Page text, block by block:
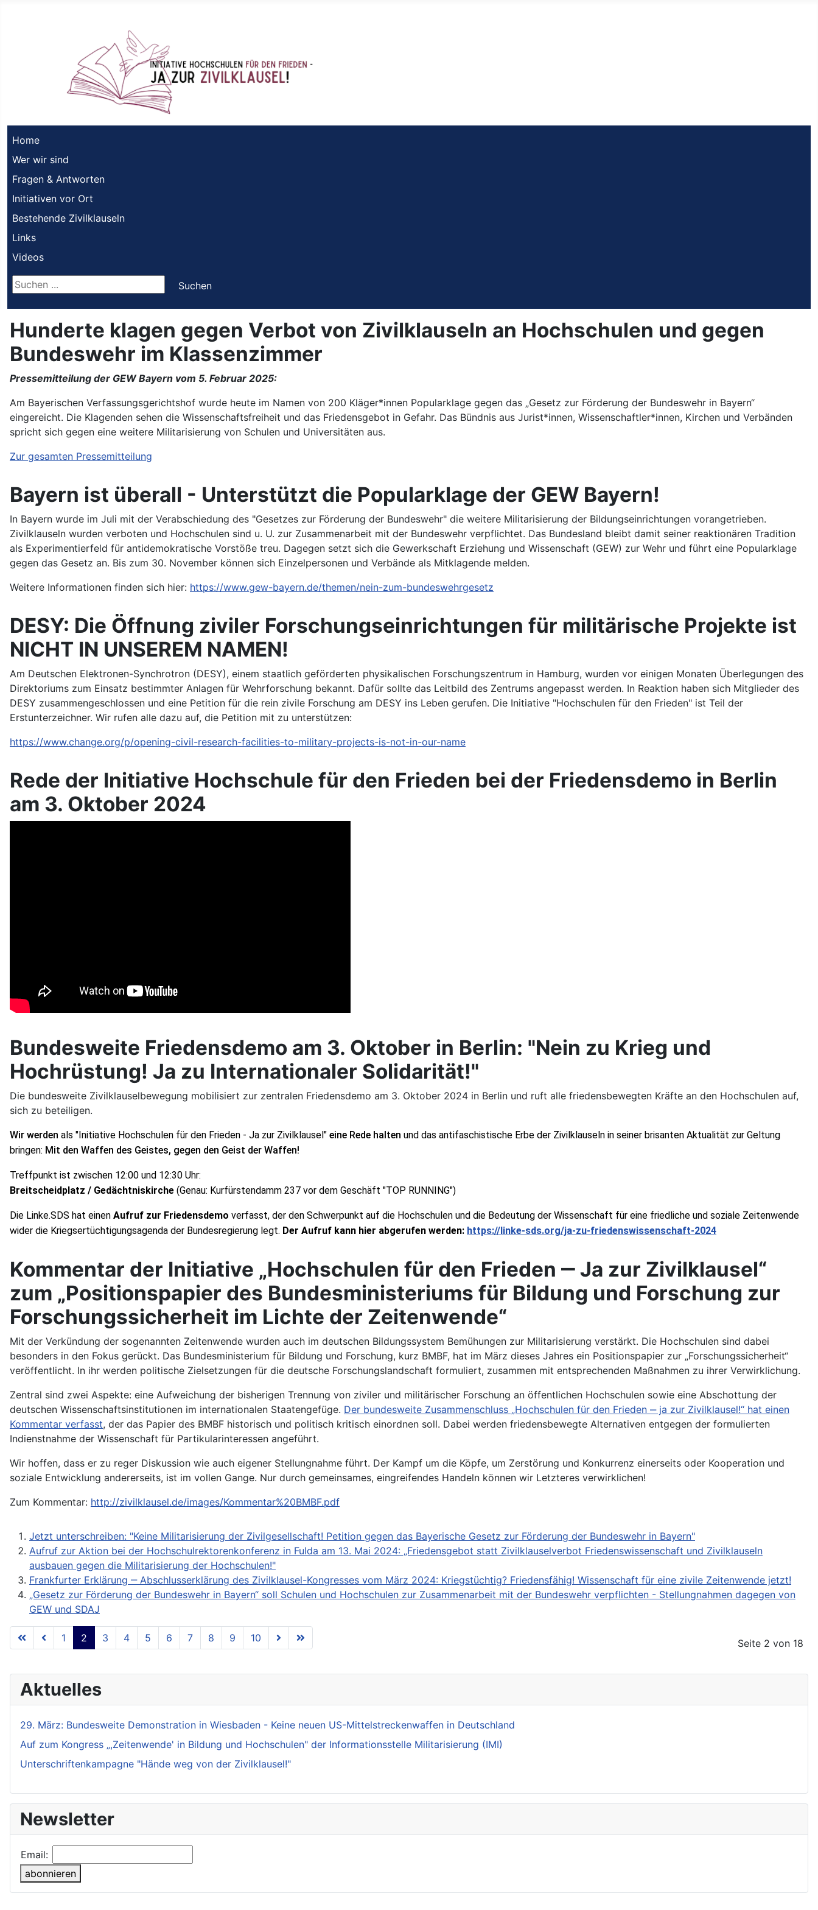
Home
Wer wir sind
Fragen & Antworten
Initiativen vor Ort
Bestehende Zivilklauseln
Links
Videos
Suchen ...
Suchen
Hunderte klagen gegen Verbot von Zivilklauseln an Hochschulen und gegen
Bundeswehr im Klassenzimmer
Pressemitteilung der GEW Bayern vom 5. Februar 2025:
Am Bayerischen Verfassungsgerichtshof wurde heute im Namen von 200 Kläger*innen Popularklage gegen das „Gesetz zur Förderung der Bundeswehr in Bayern“
eingereicht. Die Klagenden sehen die Wissenschaftsfreiheit und das Friedensgebot in Gefahr. Das Bündnis aus Jurist*innen, Wissenschaftler*innen, Kirchen und Verbänden
spricht sich gegen eine weitere Militarisierung von Schulen und Universitäten aus.
Zur gesamten Pressemitteilung
Bayern ist überall - Unterstützt die Popularklage der GEW Bayern!
In Bayern wurde im Juli mit der Verabschiedung des "Gesetzes zur Förderung der Bundeswehr" die weitere Militarisierung der Bildungseinrichtungen vorangetrieben.
Zivilklauseln wurden verboten und Hochschulen sind u. U. zur Zusammenarbeit mit der Bundeswehr verpflichtet. Das Bundesland bleibt damit seiner reaktionären Tradition
als Experimentierfeld für antidemokratische Vorstöße treu. Dagegen setzt sich die Gewerkschaft Erziehung und Wissenschaft (GEW) zur Wehr und führt eine Popularklage
gegen das Gesetz an. Bis zum 30. November können sich Einzelpersonen und Verbände als Mitklagende melden.
Weitere Informationen finden sich hier: https://www.gew-bayern.de/themen/nein-zum-bundeswehrgesetz
DESY: Die Öffnung ziviler Forschungseinrichtungen für militärische Projekte ist
NICHT IN UNSEREM NAMEN!
Am Deutschen Elektronen-Synchrotron (DESY), einem staatlich geförderten physikalischen Forschungszentrum in Hamburg, wurden vor einigen Monaten Überlegungen des
Direktoriums zum Einsatz bestimmter Anlagen für Wehrforschung bekannt. Dafür sollte das Leitbild des Zentrums angepasst werden. In Reaktion haben sich Mitglieder des
DESY zusammengeschlossen und eine Petition für die rein zivile Forschung am DESY ins Leben gerufen. Die Initiative "Hochschulen für den Frieden" ist Teil der
Erstunterzeichner. Wir rufen alle dazu auf, die Petition mit zu unterstützen:
https://www.change.org/p/opening-civil-research-facilities-to-military-projects-is-not-in-our-name
Rede der Initiative Hochschule für den Frieden bei der Friedensdemo in Berlin
am 3. Oktober 2024
Bundesweite Friedensdemo am 3. Oktober in Berlin: "Nein zu Krieg und
Hochrüstung! Ja zu Internationaler Solidarität!"
Die bundesweite Zivilklauselbewegung mobilisiert zur zentralen Friedensdemo am 3. Oktober 2024 in Berlin und ruft alle friedensbewegten Kräfte an den Hochschulen auf,
sich zu beteiligen.
Wir werden als "Initiative Hochschulen für den Frieden - Ja zur Zivilklausel" eine Rede halten und das antifaschistische Erbe der Zivilklauseln in seiner brisanten Aktualität zur Geltung
bringen: Mit den Waffen des Geistes, gegen den Geist der Waffen!
Treffpunkt ist zwischen 12:00 und 12:30 Uhr:
Breitscheidplatz / Gedächtniskirche (Genau: Kurfürstendamm 237 vor dem Geschäft "TOP RUNNING")
Die Linke.SDS hat einen Aufruf zur Friedensdemo verfasst, der den Schwerpunkt auf die Hochschulen und die Bedeutung der Wissenschaft für eine friedliche und soziale Zeitenwende
wider die Kriegsertüchtigungsagenda der Bundesregierung legt. Der Aufruf kann hier abgerufen werden: https://linke-sds.org/ja-zu-friedenswissenschaft-2024
Kommentar der Initiative „Hochschulen für den Frieden ‒ Ja zur Zivilklausel“
zum „Positionspapier des Bundesministeriums für Bildung und Forschung zur
Forschungssicherheit im Lichte der Zeitenwende“
Mit der Verkündung der sogenannten Zeitenwende wurden auch im deutschen Bildungssystem Bemühungen zur Militarisierung verstärkt. Die Hochschulen sind dabei
besonders in den Fokus gerückt. Das Bundesministerium für Bildung und Forschung, kurz BMBF, hat im März dieses Jahres ein Positionspapier zur „Forschungssicherheit“
veröffentlicht. In ihr werden politische Zielsetzungen für die deutsche Forschungslandschaft formuliert, zusammen mit entsprechenden Maßnahmen zu ihrer Verwirklichung.
Zentral sind zwei Aspekte: eine Aufweichung der bisherigen Trennung von ziviler und militärischer Forschung an öffentlichen Hochschulen sowie eine Abschottung der
deutschen Wissenschaftsinstitutionen im internationalen Staatengefüge. Der bundesweite Zusammenschluss „Hochschulen für den Frieden ‒ ja zur Zivilklausel!“ hat einen
Kommentar verfasst, der das Papier des BMBF historisch und politisch kritisch einordnen soll. Dabei werden friedensbewegte Alternativen entgegen der formulierten
Indienstnahme der Wissenschaft für Partikularinteressen angeführt.
Wir hoffen, dass er zu reger Diskussion wie auch eigener Stellungnahme führt. Der Kampf um die Köpfe, um Zerstörung und Konkurrenz einerseits oder Kooperation und
soziale Entwicklung andererseits, ist im vollen Gange. Nur durch gemeinsames, eingreifendes Handeln können wir Letzteres verwirklichen!
Zum Kommentar: http://zivilklausel.de/images/Kommentar%20BMBF.pdf
Jetzt unterschreiben: "Keine Militarisierung der Zivilgesellschaft! Petition gegen das Bayerische Gesetz zur Förderung der Bundeswehr in Bayern"
Aufruf zur Aktion bei der Hochschulrektorenkonferenz in Fulda am 13. Mai 2024: „Friedensgebot statt Zivilklauselverbot Friedenswissenschaft und Zivilklauseln
ausbauen gegen die Militarisierung der Hochschulen!"
Frankfurter Erklärung ‒ Abschlusserklärung des Zivilklausel-Kongresses vom März 2024: Kriegstüchtig? Friedensfähig! Wissenschaft für eine zivile Zeitenwende jetzt!
„Gesetz zur Förderung der Bundeswehr in Bayern“ soll Schulen und Hochschulen zur Zusammenarbeit mit der Bundeswehr verpflichten - Stellungnahmen dagegen von
GEW und SDAJ
Seite 2 von 18
1 2 3 4 5 6 7 8 9 10
Aktuelles
29. März: Bundesweite Demonstration in Wiesbaden - Keine neuen US-Mittelstreckenwaffen in Deutschland
Auf zum Kongress „,Zeitenwende' in Bildung und Hochschulen" der Informationsstelle Militarisierung (IMI)
Unterschriftenkampagne "Hände weg von der Zivilklausel!"
Newsletter
Email:
abonnieren